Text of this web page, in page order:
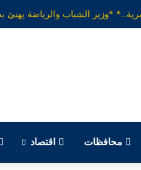
محافظات اقتصاد